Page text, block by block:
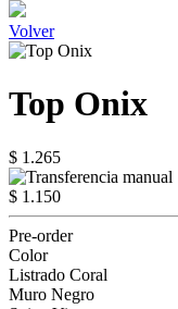
Volver
Top Onix
$ 1.265
$ 1.150
Pre-order
Color
Listrado Coral
Muro Negro